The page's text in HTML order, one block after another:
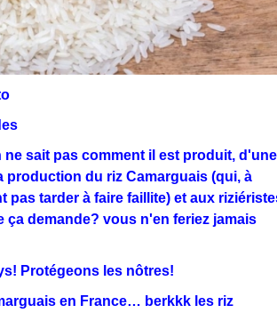
sait pas comment il est produit, d'une
production du riz Camarguais (qui, à
tarder à faire faillite) et aux
demande? vous n'en feriez jamais
Protégeons les nôtres!
en France… berkkk les riz